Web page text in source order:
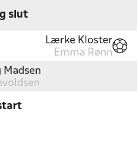
slut
Lærke Kloster
Emma Rønn
Madsen